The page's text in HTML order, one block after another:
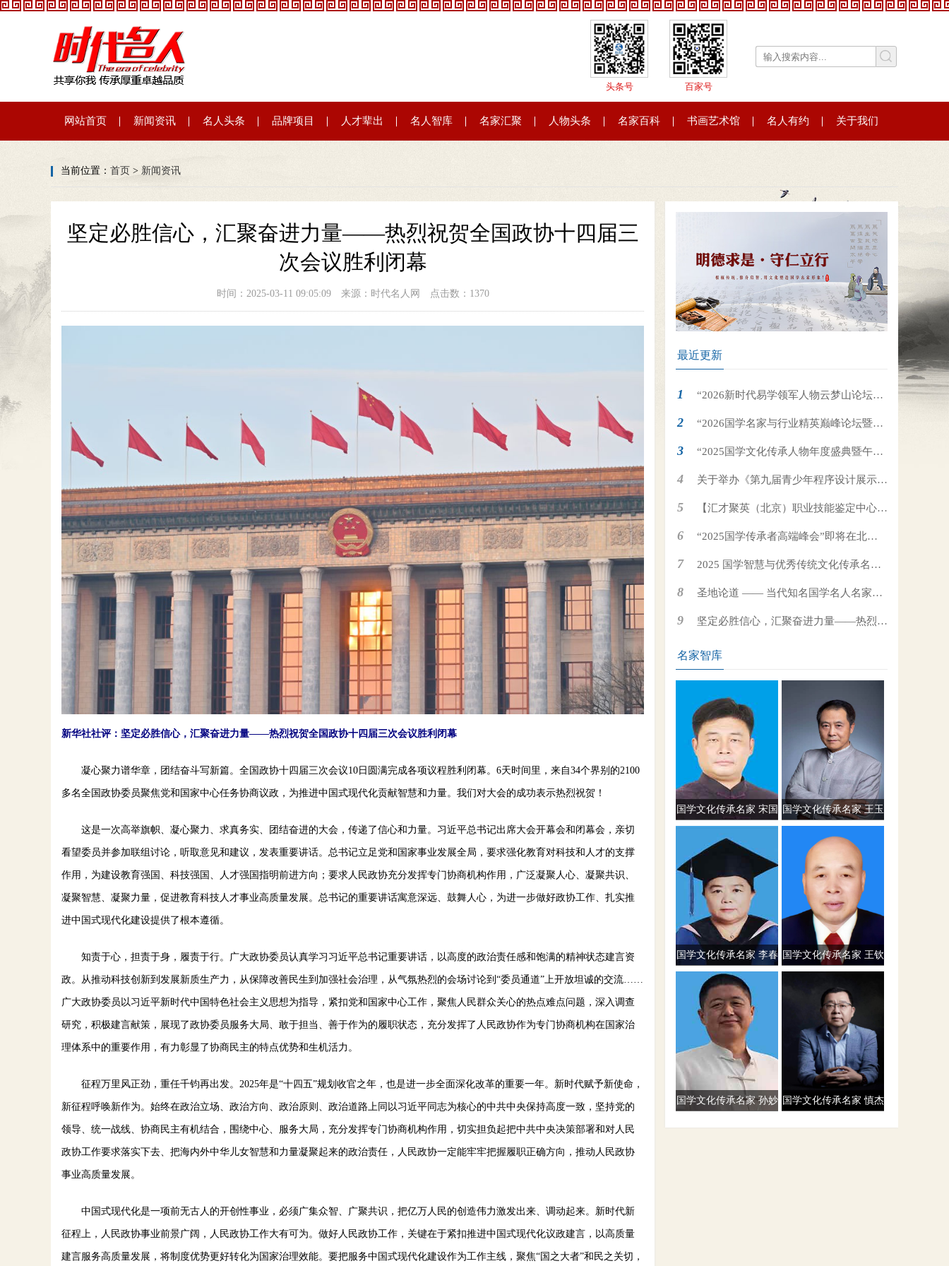
头条号 百家号
网站首页 新闻资讯 名人头条 品牌项目 人才辈出 名人智库 名家汇聚 人物头条 名家百科 书画艺术馆 名人有约 关于我们
当前位置： 首页 > 新闻资讯
坚定必胜信心，汇聚奋进力量——热烈祝贺全国政协十四届三
次会议胜利闭幕
时间：2025-03-11 09:05:09 来源：时代名人网 点击数：1370
新华社社评：坚定必胜信心，汇聚奋进力量——热烈祝贺全国政协十四届三次会议胜利闭幕
凝心聚力谱华章，团结奋斗写新篇。全国政协十四届三次会议10日圆满完成各项议程胜利闭幕。6天时间里，来自34个界别的2100
多名全国政协委员聚焦党和国家中心任务协商议政，为推进中国式现代化贡献智慧和力量。我们对大会的成功表示热烈祝贺！
这是一次高举旗帜、凝心聚力、求真务实、团结奋进的大会，传递了信心和力量。习近平总书记出席大会开幕会和闭幕会，亲切
看望委员并参加联组讨论，听取意见和建议，发表重要讲话。总书记立足党和国家事业发展全局，要求强化教育对科技和人才的支撑
作用，为建设教育强国、科技强国、人才强国指明前进方向；要求人民政协充分发挥专门协商机构作用，广泛凝聚人心、凝聚共识、
凝聚智慧、凝聚力量，促进教育科技人才事业高质量发展。总书记的重要讲话寓意深远、鼓舞人心，为进一步做好政协工作、扎实推
进中国式现代化建设提供了根本遵循。
知责于心，担责于身，履责于行。广大政协委员认真学习习近平总书记重要讲话，以高度的政治责任感和饱满的精神状态建言资
政。从推动科技创新到发展新质生产力，从保障改善民生到加强社会治理，从气氛热烈的会场讨论到“委员通道”上开放坦诚的交流……
广大政协委员以习近平新时代中国特色社会主义思想为指导，紧扣党和国家中心工作，聚焦人民群众关心的热点难点问题，深入调查
研究，积极建言献策，展现了政协委员服务大局、敢于担当、善于作为的履职状态，充分发挥了人民政协作为专门协商机构在国家治
理体系中的重要作用，有力彰显了协商民主的特点优势和生机活力。
征程万里风正劲，重任千钧再出发。2025年是“十四五”规划收官之年，也是进一步全面深化改革的重要一年。新时代赋予新使命，
新征程呼唤新作为。始终在政治立场、政治方向、政治原则、政治道路上同以习近平同志为核心的中共中央保持高度一致，坚持党的
领导、统一战线、协商民主有机结合，围绕中心、服务大局，充分发挥专门协商机构作用，切实担负起把中共中央决策部署和对人民
政协工作要求落实下去、把海内外中华儿女智慧和力量凝聚起来的政治责任，人民政协一定能牢牢把握履职正确方向，推动人民政协
事业高质量发展。
中国式现代化是一项前无古人的开创性事业，必须广集众智、广聚共识，把亿万人民的创造伟力激发出来、调动起来。新时代新
征程上，人民政协事业前景广阔，人民政协工作大有可为。做好人民政协工作，关键在于紧扣推进中国式现代化议政建言，以高质量
建言服务高质量发展，将制度优势更好转化为国家治理效能。要把服务中国式现代化建设作为工作主线，聚焦“国之大者”和民之关切，
最近更新
“2026新时代易学领军人物云梦山论坛暨
以传承致敬国学名家·易学行业楷模国学盛
“2026国学名家与行业精英巅峰论坛暨大
国学・大先生对话盛典 ”即将在北京国家会议
“2025国学文化传承人物年度盛典暨午马
年国学春晚”即将在北京国家会议中心隆重举
关于举办《第九届青少年程序设计展示活
动（RYP）》的通知
【汇才聚英（北京）职业技能鉴定中心】
全国周易行业资质认证招生简章
“2025国学传承者高端峰会”即将在北京·
国家会议中心隆重举行
2025 国学智慧与优秀传统文化传承名家
论坛 圣地论道 —— 当代知名国学名人名家曲
阜峰会坚定必胜信心，汇聚奋进力量——热烈祝
名家智库
国学文化传承名家 宋国
国学文化传承名家 王玉
国学文化传承名家 李春
兰
国学文化传承名家 王钦
国学文化传承名家 孙妙 国学文化传承名家 慎杰